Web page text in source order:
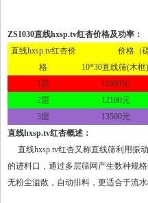
ZS1030直线hxsp.tv红杏价格及功率：
直线hxsp.tv红杏价
格
价格（
10*30直线筛(木框)
1层
11000元
2层
12100元
3层
13500元
直线hxsp.tv红杏概述：
直线hxsp.tv红杏又称直线筛利用振动
的进料口，通过多层筛网产生数种规格的筛
无粉尘溢散，自动排料，更适合于流